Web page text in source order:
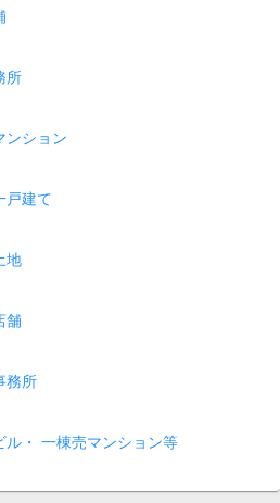
所
ンション
戸建て
地
舗
務所
ル・ 一棟売マンション等